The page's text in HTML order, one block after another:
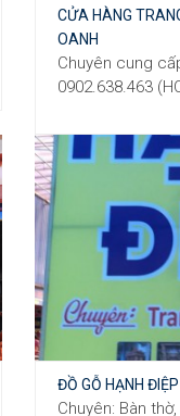
CỬA HÀNG
OANH
Chuyên cung
0902.638.463
ĐỒ GỖ HẠNH ĐIỆP
Chuyên: Bàn